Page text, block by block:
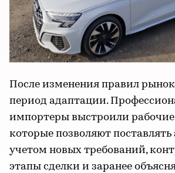
После изменения правил
период адаптации.
импортеры выстроили рабочие
которые позволяют
учетом новых требований,
этапы сделки и заранее